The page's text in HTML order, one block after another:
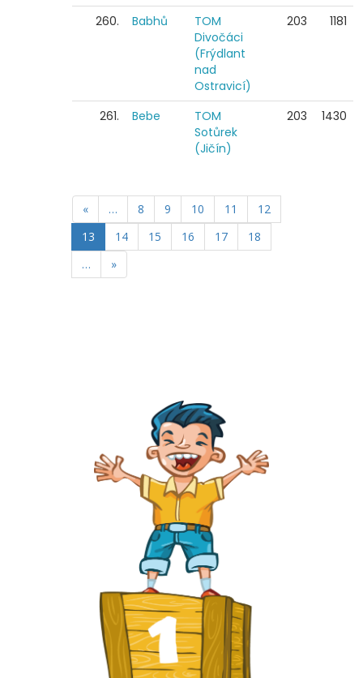
260. Babhů
TOM
Divočáci
(Frýdlant
nad
Ostravicí)
203 1181
261. Bebe
TOM
Sotůrek
(Jičín)
203 1430
« … 8 9 10 11
12
13
14 15 16 17
18
…
»